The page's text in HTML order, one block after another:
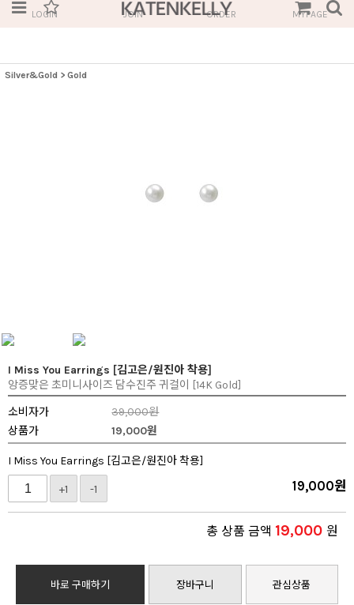
LOGIN JOIN ORDER MYPAGE
Silver&Gold > Gold
I Miss You Earrings [김고은/원진아 착용]
앙증맞은 초미니사이즈 담수진주 귀걸이 [14K Gold]
소비자가
39,000원
상품가
19,000원
I Miss You Earrings [김고은/원진아 착용]
+1 -1 19,000원
총 상품 금액 19,000 원
바로 구매하기 장바구니 관심상품